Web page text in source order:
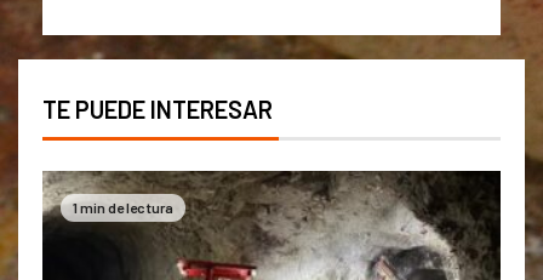
TE PUEDE INTERESAR
1 min de lectura